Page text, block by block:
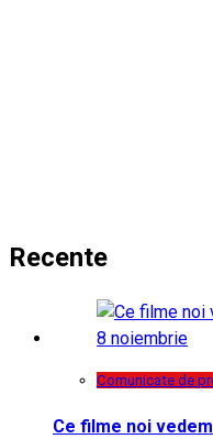
Recente
Comunicate de
Ce filme noi